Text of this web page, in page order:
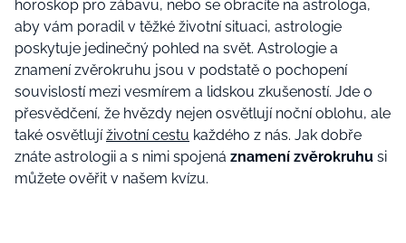
horoskop pro zábavu, nebo se obracíte na astrologa,
aby vám poradil v těžké životní situaci, astrologie
poskytuje jedinečný pohled na svět. Astrologie a
znamení zvěrokruhu jsou v podstatě o pochopení
souvislostímezi vesmírem a lidskou zkušeností. Jde o
přesvědčení, že hvězdy nejen osvětlují noční oblohu, ale
také osvětlujíživotní cestu každého z nás. Jak dobře
znáte astrologii a s nimi spojená znamení zvěrokruhu si
můžete ověřit v našem kvízu.